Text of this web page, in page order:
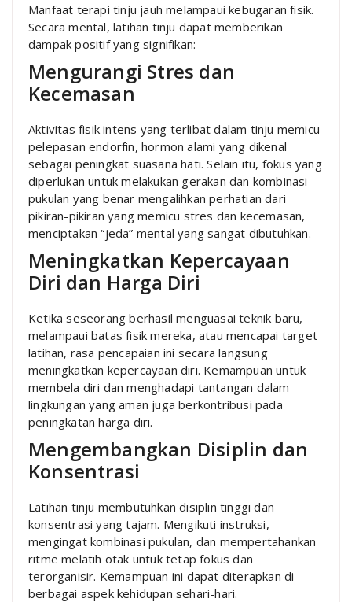
Manfaat terapi tinju jauh melampaui kebugaran fisik.
Secara mental, latihan tinju dapat memberikan
dampak positif yang signifikan:
Mengurangi Stres dan
Kecemasan
Aktivitas fisik intens yang terlibat dalam tinju memicu
pelepasan endorfin, hormon alami yang dikenal
sebagai peningkat suasana hati. Selain itu, fokus yang
diperlukan untuk melakukan gerakan dan kombinasi
pukulan yang benar mengalihkan perhatian dari
pikiran-pikiran yang memicu stres dan kecemasan,
menciptakan “jeda” mental yang sangat dibutuhkan.
Meningkatkan Kepercayaan
Diri dan Harga Diri
Ketika seseorang berhasil menguasai teknik baru,
melampaui batas fisik mereka, atau mencapai target
latihan, rasa pencapaian ini secara langsung
meningkatkan kepercayaan diri. Kemampuan untuk
membela diri dan menghadapi tantangan dalam
lingkungan yang aman juga berkontribusi pada
peningkatan harga diri.
Mengembangkan Disiplin dan
Konsentrasi
Latihan tinju membutuhkan disiplin tinggi dan
konsentrasi yang tajam. Mengikuti instruksi,
mengingat kombinasi pukulan, dan mempertahankan
ritme melatih otak untuk tetap fokus dan
terorganisir. Kemampuan ini dapat diterapkan di
berbagai aspek kehidupan sehari-hari.